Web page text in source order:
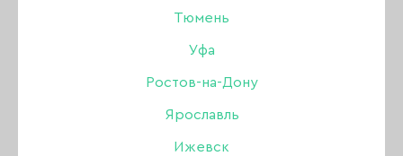
Тюмень
Уфа
Ростов-на-Дону
Ярославль
Ижевск
Гель-лак Amokey
Bounty 02, 8 мл